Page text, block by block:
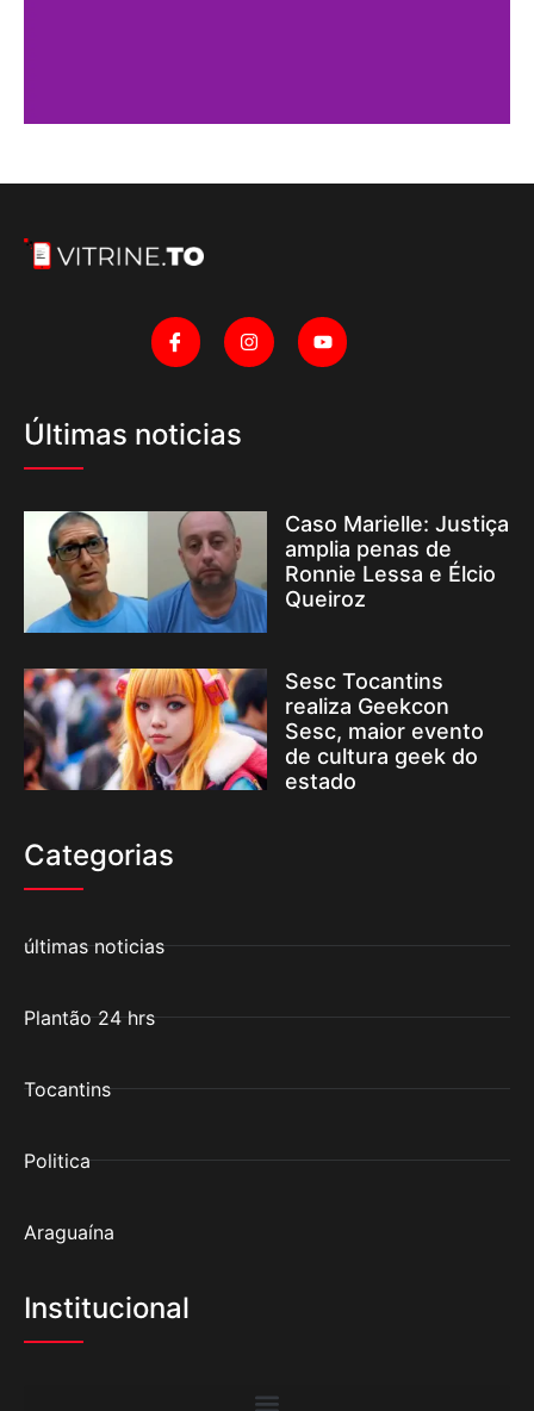
Últimas noticias
Caso Marielle: Justiça
amplia penas de
Ronnie Lessa e Élcio
Queiroz
Sesc Tocantins
realiza Geekcon
Sesc, maior evento
de cultura geek do
estado
Categorias
últimas noticias
Plantão 24 hrs
Tocantins
Politica
Araguaína
Institucional